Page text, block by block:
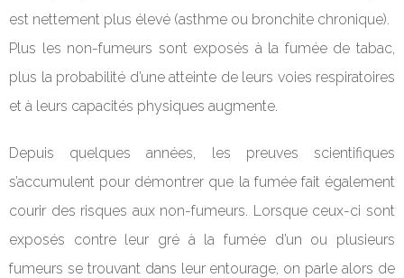
est nettement plus élevé (asthme ou bronchite chronique).
Plus les non-fumeurs sont exposés à la fumée de tabac,
plus la probabilité d’une atteinte de leurs voies respiratoires
et à leurs capacités physiques augmente.
Depuis quelques années, les preuves scientifiques
s’accumulent pour démontrer que la fumée fait également
courir des risques aux non-fumeurs. Lorsque ceux-ci sont
exposés contre leur gré à la fumée d’un ou plusieurs
fumeurs se trouvant dans leur entourage, on parle alors de